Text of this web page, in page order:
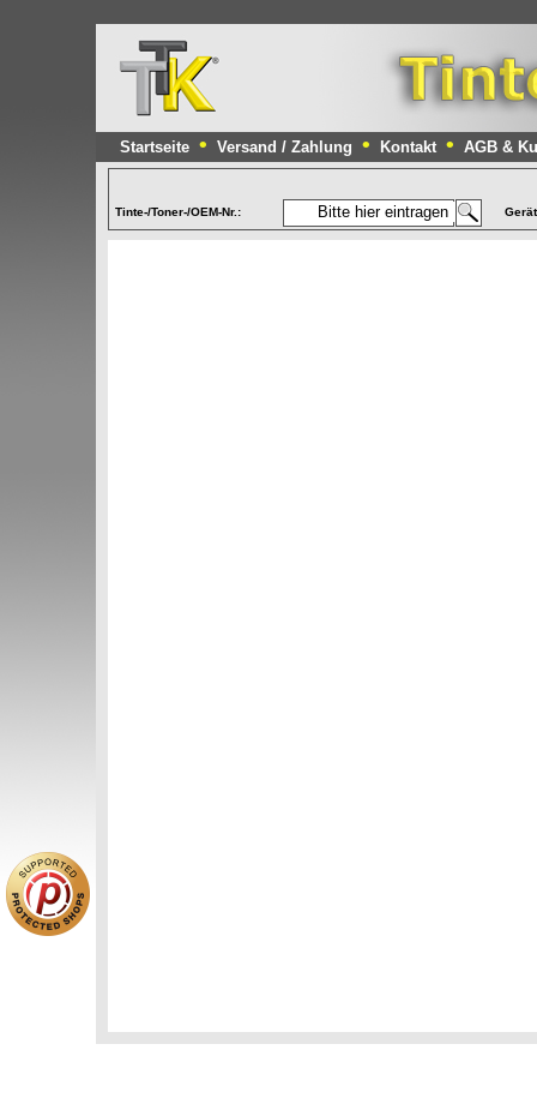
Startseite • Versand / Zahlung • Kontakt • AGB &
Tinte-/Toner-/OEM-Nr.: